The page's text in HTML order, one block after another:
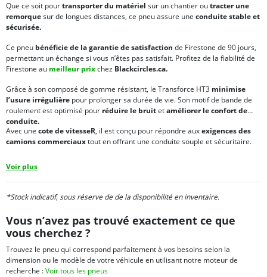
Que ce soit pourtransporter du matériel sur un chantier outracter une
remorquesur de longues distances, ce pneu assure une conduite stable et
sécurisée.
Ce pneu bénéficie de la garantie de satisfaction de Firestone de 90 jours,
permettant un échange si vous n’êtes pas satisfait. Profitez de la fiabilité de
Firestone au meilleur prixchez Blackcircles.ca.
Grâce à son composé de gomme résistant, le Transforce HT3 minimise
l’usure irrégulière pour prolonger sa durée de vie. Son motif de bande de
roulement est optimisé pour réduire le bruitetaméliorer le confort de
conduite.
Avec une cote de vitesseR, il est conçu pour répondre auxexigences des
camions commerciauxtout en offrant une conduite souple et sécuritaire.
Voir plus
*Stock indicatif, sous réserve de de la disponibilité en inventaire.
Vous n’avez pas trouvé exactement ce que
vous cherchez ?
Trouvez le pneu qui correspond parfaitement à vos besoins selon la
dimension ou le modèle de votre véhicule en utilisant notre moteur de
recherche :Voir tous les pneus